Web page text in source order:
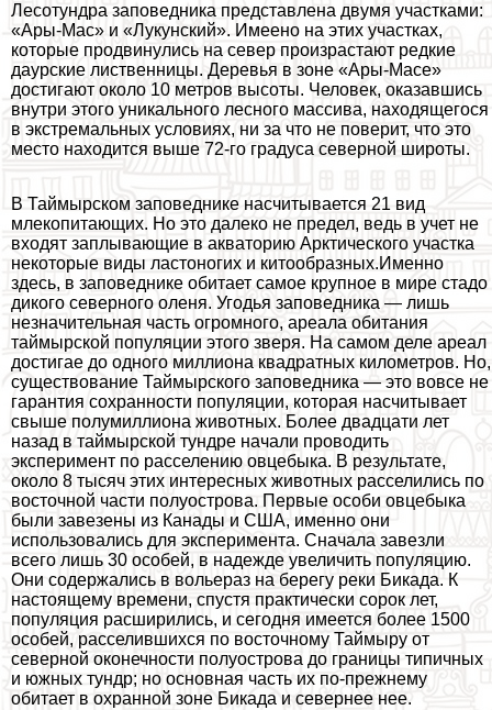
Лесотундра заповедника представлена двумя участками:
«Ары-Мас» и «Лукунский». Имеено на этих участках,
которые продвинулись на север произрастают редкие
даурские лиственницы. Деревья в зоне «Ары-Масе»
достигают около 10 метров высоты. Человек, оказавшись
внутри этого уникального лесного массива, находящегося
в экстремальных условиях, ни за что не поверит, что это
место находится выше 72-го градуса северной широты.
В Таймырском заповеднике насчитывается 21 вид
млекопитающих. Но это далеко не предел, ведь в учет не
входят заплывающие в акваторию Арктического участка
некоторые виды ластоногих и китообразных.Именно
здесь, в заповеднике обитает самое крупное в мире стадо
дикого северного оленя. Угодья заповедника — лишь
незначительная часть огромного, ареала обитания
таймырской популяции этого зверя. На самом деле ареал
достигае до одного миллиона квадратных километров. Но,
существование Таймырского заповедника — это вовсе не
гарантия сохранности популяции, которая насчитывает
свыше полумиллиона животных. Более двадцати лет
назад в таймырской тундре начали проводить
эксперимент по расселению овцебыка. В результате,
около 8 тысяч этих интересных животных расселились по
восточной части полуострова. Первые особи овцебыка
были завезены из Канады и США, именно они
использовались для эксперимента. Сначала завезли
всего лишь 30 особей, в надежде увеличить популяцию.
Они содержались в вольераз на берегу реки Бикада. К
настоящему времени, спустя пpaктически сорок лет,
популяция расширились, и сегодня имеется более 1500
особей, расселившихся по восточному Таймыру от
северной оконечности полуострова до границы типичных
и южных тундр; но основная часть их по-прежнему
обитает в охранной зоне Бикада и севернее нее.